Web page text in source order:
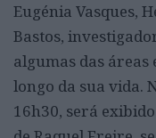
Eugénia Vasques,
Bastos,
algumas das
longo da sua vida.
16h30, será